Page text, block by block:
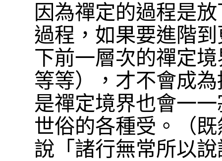
因為禪定的過程是
過程，如果要進階
下前一層次的禪定
等等），才不會成
是禪定境界也會一
世俗的各種受。（
說「諸行無常所以